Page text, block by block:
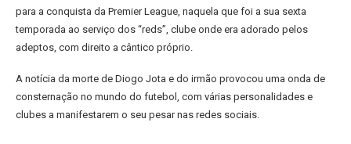
para a conquista da Premier League, naquela que foi a sua sexta
temporada ao serviço dos “reds”, clube onde era adorado pelos
adeptos, com direito a cântico próprio.
A notícia da morte de Diogo Jota e do irmão provocou uma onda de
consternação no mundo do futebol, com várias personalidades e
clubes a manifestarem o seu pesar nas redes sociais.